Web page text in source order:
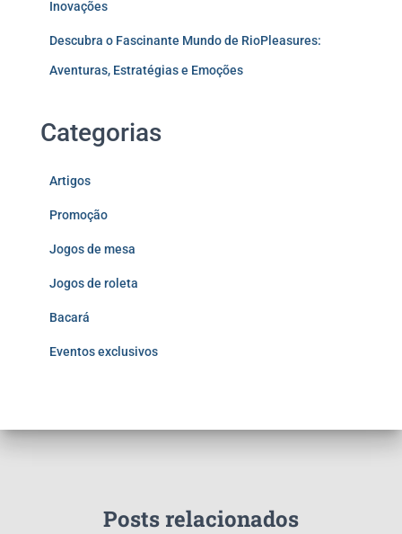
Inovações
Descubra o Fascinante Mundo de RioPleasures:
Aventuras, Estratégias e Emoções
Categorias
Artigos
Promoção
Jogos de mesa
Jogos de roleta
Bacará
Eventos exclusivos
Posts relacionados